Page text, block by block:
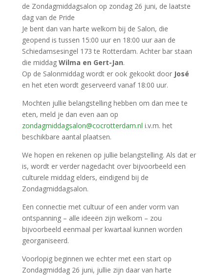
de Zondagmiddagsalon op zondag 26 juni, de laatste
dag van de Pride
Je bent dan van harte welkom bij de Salon, die
geopend is tussen 15:00 uur en 18:00 uur aan de
Schiedamsesingel 173 te Rotterdam. Achter bar staan
die middag Wilma en Gert-Jan.
Op de Salonmiddag wordt er ook gekookt door José
en het eten wordt geserveerd vanaf 18:00 uur.
Mochten jullie belangstelling hebben om dan mee te
eten, meld je dan even aan op
zondagmiddagsalon@cocrotterdam.nl i.v.m. het
beschikbare aantal plaatsen.
We hopen en rekenen op jullie belangstelling. Als dat er
is, wordt er verder nagedacht over bijvoorbeeld een
culturele middag elders, eindigend bij de
Zondagmiddagsalon.
Een connectie met cultuur of een ander vorm van
ontspanning – alle ideeën zijn welkom – zou
bijvoorbeeld eenmaal per kwartaal kunnen worden
georganiseerd.
Voorlopig beginnen we echter met een start op
Zondagmiddag 26 juni, jullie zijn daar van harte